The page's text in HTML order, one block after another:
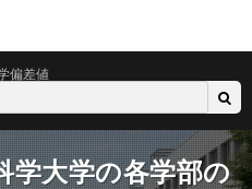
偏差値
学大学の各学部の